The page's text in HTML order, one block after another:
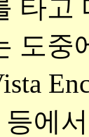
타고
도중
등에